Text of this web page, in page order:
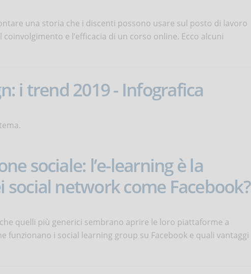
una storia che i discenti possono usare sul posto di lavoro
e l’efficacia di un corso online. Ecco alcuni
i trend 2019 - Infografica
sociale: l’e-learning è la
network come Facebook?
quelli più generici sembrano aprire le loro piattaforme a
funzionano i social learning group su Facebook e quali vantaggi